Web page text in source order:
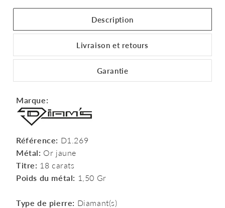
Description
Livraison et retours
Garantie
Marque:
Référence: D1.269
Métal: Or jaune
Titre: 18 carats
Poids du métal: 1,50 Gr
Type de pierre: Diamant(s)